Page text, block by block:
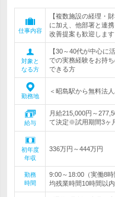
仕事内容
【複数施設の経理・
に加え、他部署と連
改善提案も歓迎します
対象と
なる方
【30～40代が中心に
での実務経験をお持
できる方
勤務地
＜昭島駅から無料法
給与
月給215,000円～
て決定※試用期間3ヶ
初年度
年収
336万円～444万円
勤務
時間
9:00～18:00（実働8
均残業時間10時間以内